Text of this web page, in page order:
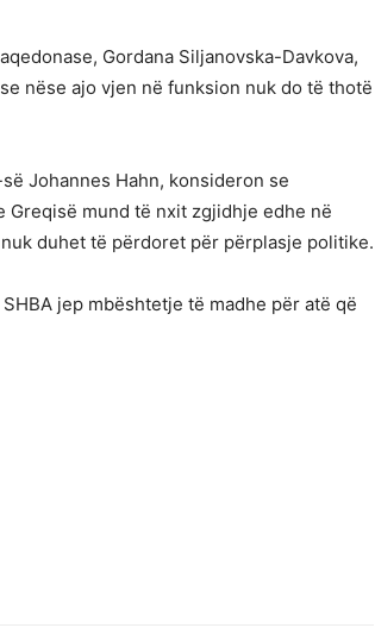
Gordana Siljanovska-Davkova,
nëse ajo vjen në funksion nuk do të thotë
Johannes Hahn, konsideron se
Greqisë mund të nxit zgjidhje edhe në
duhet të përdoret për përplasje politike.
jep mbështetje të madhe për atë që